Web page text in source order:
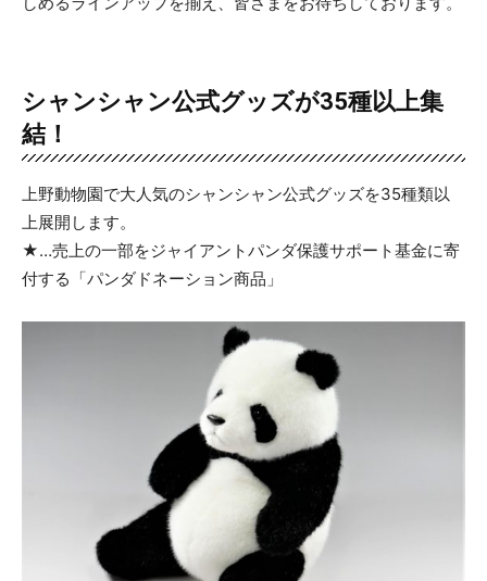
シャンシャン公式グッズが35種以上集
結！
上野動物園で大人気のシャンシャン公式グッズを35種類以
上展開します。
★…売上の一部をジャイアントパンダ保護サポート基金に寄
付する「パンダドネーション商品」